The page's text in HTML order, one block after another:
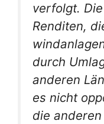
verfolgt.
Renditen,
durch
anderen
es nicht
die